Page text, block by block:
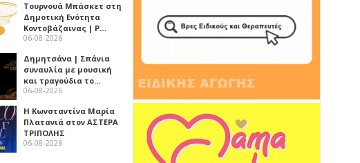
Τουρνουά Μπάσκετ στη
Δημοτική Ενότητα
Κοντοβάζαινας | Ρ…
06-08-2026
Δημητσάνα | Σπάνια
συναυλία με μουσική
και τραγούδια το…
06-08-2026
Η Κωνσταντίνα Μαρία
Πλατανιά στον ΑΣΤΕΡΑ
ΤΡΙΠΟΛΗΣ
06-08-2026